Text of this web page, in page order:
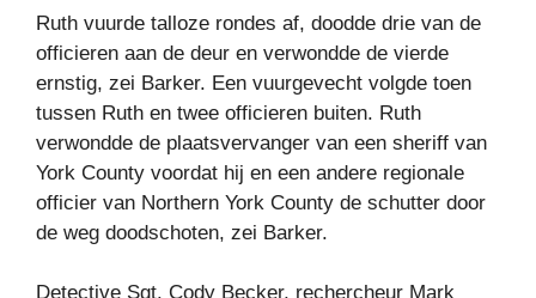
Ruth vuurde talloze rondes af, doodde drie van de
officieren aan de deur en verwondde de vierde
ernstig, zei Barker. Een vuurgevecht volgde toen
tussen Ruth en twee officieren buiten. Ruth
verwondde de plaatsvervanger van een sheriff van
York County voordat hij en een andere regionale
officier van Northern York County de schutter door
de weg doodschoten, zei Barker.
Detective Sgt. Cody Becker, rechercheur Mark